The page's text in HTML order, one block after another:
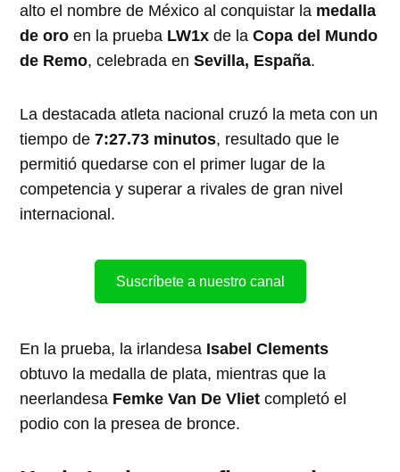
alto el nombre de México al conquistar la medalla
de oro en la prueba LW1x de laCopa del Mundo
de Remo, celebrada enSevilla, España.
La destacada atleta nacional cruzó la meta con un
tiempo de7:27.73 minutos, resultado que le
permitió quedarse con el primer lugar de la
competencia y superar a rivales de gran nivel
internacional.
Suscríbete a nuestro canal
En la prueba, la irlandesa Isabel Clements
obtuvo la medalla de plata, mientras que la
neerlandesa Femke Van De Vliet completó el
podio con la presea de bronce.